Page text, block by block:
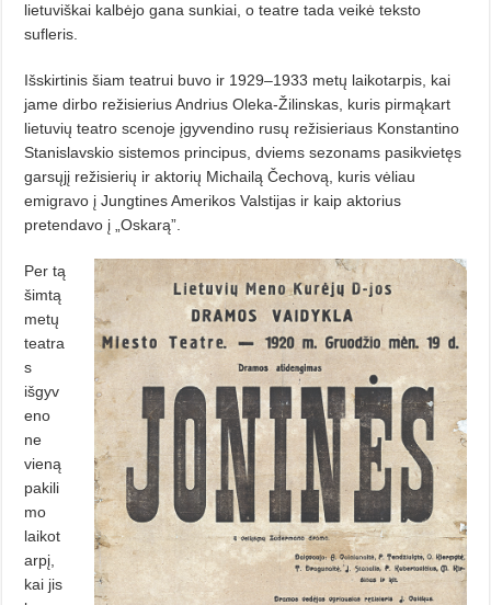
lietuviškai kalbėjo gana sunkiai, o teatre tada veikė teksto
sufleris.
Išskirtinis šiam teatrui buvo ir 1929–1933 metų laikotarpis, kai
jame dirbo režisierius Andrius Oleka-Žilinskas, kuris pirmąkart
lietuvių teatro scenoje įgyvendino rusų režisieriaus Konstantino
Stanislavskio sistemos principus, dviems sezonams pasikvietęs
garsųjį režisierių ir aktorių Michailą Čechovą, kuris vėliau
emigravo į Jungtines Amerikos Valstijas ir kaip aktorius
pretendavo į „Oskarą”.
Per tą
šimtą
metų
teatra
s
išgyv
eno
ne
vieną
pakili
mo
laikot
arpį,
kai jis